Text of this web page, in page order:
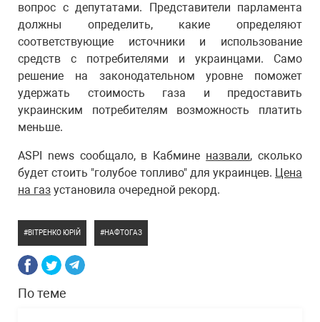
вопрос с депутатами. Представители парламента
должны определить, какие определяют
соответствующие источники и использование
средств с потребителями и украинцами. Само
решение на законодательном уровне поможет
удержать стоимость газа и предоставить
украинским потребителям возможность платить
меньше.
ASPI news сообщало, в Кабмине назвали, сколько
будет стоить "голубое топливо" для украинцев. Цена
на газ установила очередной рекорд.
ВІТРЕНКО ЮРІЙ НАФТОГАЗ
По теме